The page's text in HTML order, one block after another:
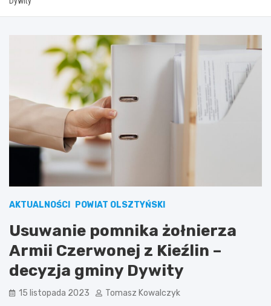
AKTUALNOŚCI POWIAT OLSZTYŃSKI
Usuwanie pomnika żołnierza
Armii Czerwonej z Kieźlin –
decyzja gminy Dywity
15 listopada 2023 Tomasz Kowalczyk